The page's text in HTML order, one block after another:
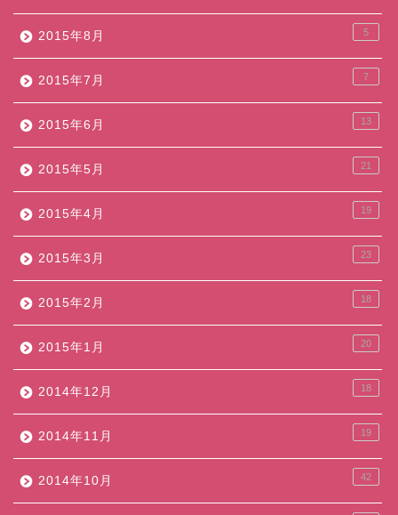
2015年8月 5
2015年7月 7
2015年6月 13
2015年5月 21
2015年4月 19
2015年3月 23
2015年2月 18
2015年1月 20
2014年12月 18
2014年11月 19
2014年10月 42